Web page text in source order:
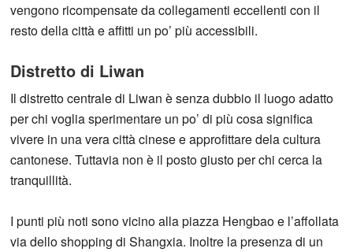
vengono ricompensate da collegamenti eccellenti con il
resto della città e affitti un po’ più accessibili.
Distretto di Liwan
Il distretto centrale di Liwan è senza dubbio il luogo adatto
per chi voglia sperimentare un po’ di più cosa significa
vivere in una vera città cinese e approfittare dela cultura
cantonese. Tuttavia non è il posto giusto per chi cerca la
tranquillità.
I punti più noti sono vicino alla piazza Hengbao e l’affollata
via dello shopping di Shangxia. Inoltre la presenza di un